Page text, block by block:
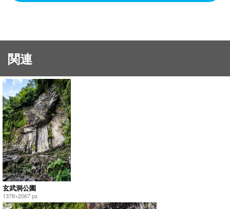
関連
玄武洞公園
1378×2067 px